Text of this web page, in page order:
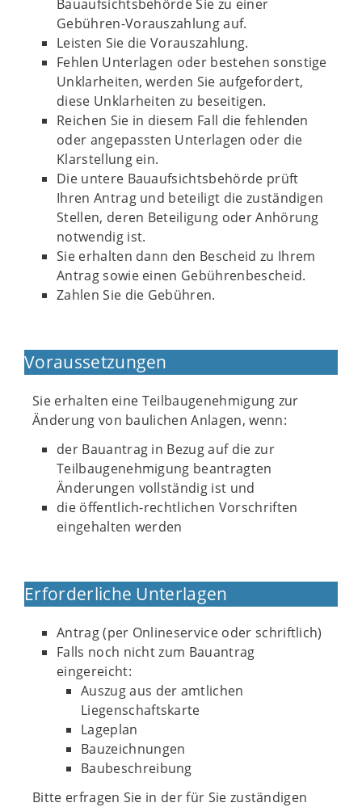
Bauaufsichtsbehörde Sie zu einer
Gebühren-Vorauszahlung auf.
Leisten Sie die Vorauszahlung.
Fehlen Unterlagen oder bestehen sonstige
Unklarheiten, werden Sie aufgefordert,
diese Unklarheiten zu beseitigen.
Reichen Sie in diesem Fall die fehlenden
oder angepassten Unterlagen oder die
Klarstellung ein.
Die untere Bauaufsichtsbehörde prüft
Ihren Antrag und beteiligt die zuständigen
Stellen, deren Beteiligung oder Anhörung
notwendig ist.
Sie erhalten dann den Bescheid zu Ihrem
Antrag sowie einen Gebührenbescheid.
Zahlen Sie die Gebühren.
Voraussetzungen
Sie erhalten eine Teilbaugenehmigung zur
Änderung von baulichen Anlagen, wenn:
der Bauantrag in Bezug auf die zur
Teilbaugenehmigung beantragten
Änderungen vollständig ist und
die öffentlich-rechtlichen Vorschriften
eingehalten werden
Erforderliche Unterlagen
Antrag (per Onlineservice oder schriftlich)
Falls noch nicht zum Bauantrag
eingereicht:
Auszug aus der amtlichen
Liegenschaftskarte
Lageplan
Bauzeichnungen
Baubeschreibung
Bitte erfragen Sie in der für Sie zuständigen